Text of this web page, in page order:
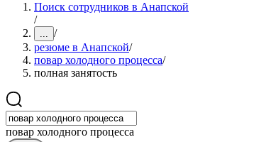
Поиск сотрудников в Анапской
/
... /
резюме в Анапской/
повар холодного процесса/
полная занятость
повар холодного процесса